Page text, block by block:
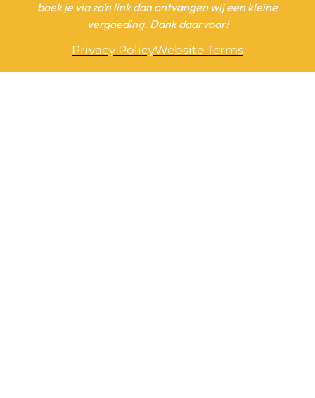
boek je via zo’n link dan ontvangen wij een kleine
vergoeding. Dank daarvoor!
Privacy PolicyWebsite Terms